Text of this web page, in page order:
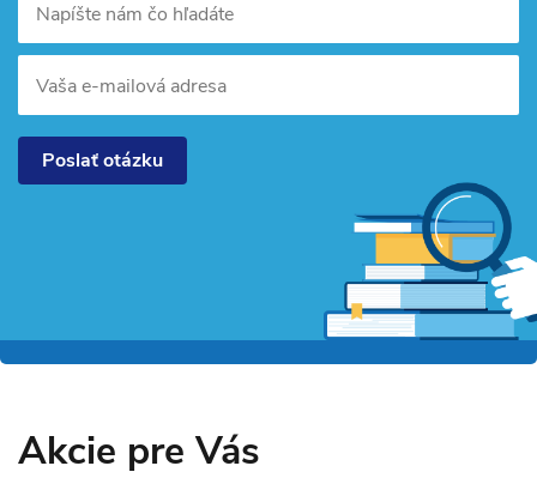
Napíšte nám čo hľadáte
Vaša e-mailová adresa
Poslať otázku
Akcie pre Vás